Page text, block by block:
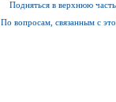
Подняться в верхнюю часть
По вопросам, связанным с